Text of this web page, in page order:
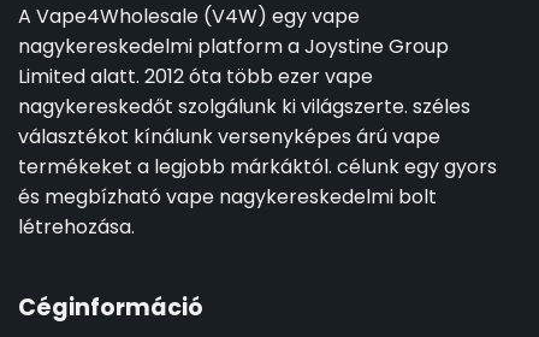
A Vape4Wholesale (V4W) egy vape
nagykereskedelmi platform a Joystine Group
Limited alatt. 2012 óta több ezer vape
nagykereskedőt szolgálunk ki világszerte. széles
választékot kínálunk versenyképes árú vape
termékeket a legjobb márkáktól. célunk egy gyors
és megbízható vape nagykereskedelmi bolt
létrehozása.
Céginformáció